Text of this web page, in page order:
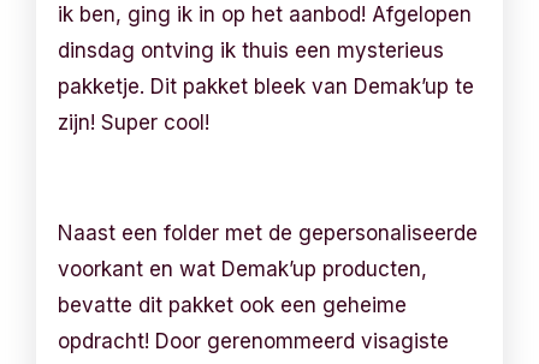
ik ben, ging ik in op het aanbod! Afgelopen
dinsdag ontving ik thuis een mysterieus
pakketje. Dit pakket bleek van Demak’up te
zijn! Super cool!
Naast een folder met de gepersonaliseerde
voorkant en wat Demak’up producten,
bevatte dit pakket ook een geheime
opdracht! Door gerenommeerd visagiste